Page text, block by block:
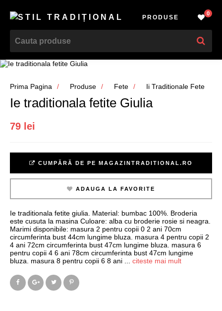
PRODUSE
0
Prima Pagina Produse Fete Ii Traditionale Fete
Ie traditionala fetite Giulia
79 lei
CUMPĂRĂ DE PE MAGAZINTRADITIONAL.RO
ADAUGA LA FAVORITE
Ie traditionala fetite giulia. Material: bumbac 100%. Broderia
este cusuta la masina Culoare: alba cu broderie rosie si neagra.
Marimi disponibile: masura 2 pentru copii 0 2 ani 70cm
circumferinta bust 44cm lungime bluza. masura 4 pentru copii 2
4 ani 72cm circumferinta bust 47cm lungime bluza. masura 6
pentru copii 4 6 ani 78cm circumferinta bust 47cm lungime
bluza. masura 8 pentru copii 6 8 ani
citeste mai mult